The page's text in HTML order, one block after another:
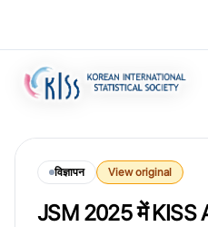
विज्ञापन View original
JSM 2025 में KISS